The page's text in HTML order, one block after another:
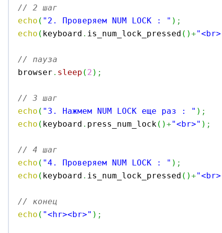
// 2 шаг
echo ( "2. Проверяем NUM LOCK : " ) ;
echo ( keyboard . is_num_lock_pressed ( )+
// пауза
browser . sleep ( 2 ) ;
// 3 шаг
echo ( "3. Нажмем NUM LOCK еще раз : " ) ;
echo ( keyboard . press_num_lock( )+"<br>" ) ;
// 4 шаг
echo ( "4. Проверяем NUM LOCK : " ) ;
echo ( keyboard . is_num_lock_pressed ( )+
// конец
echo ( "<hr><br>" ) ;